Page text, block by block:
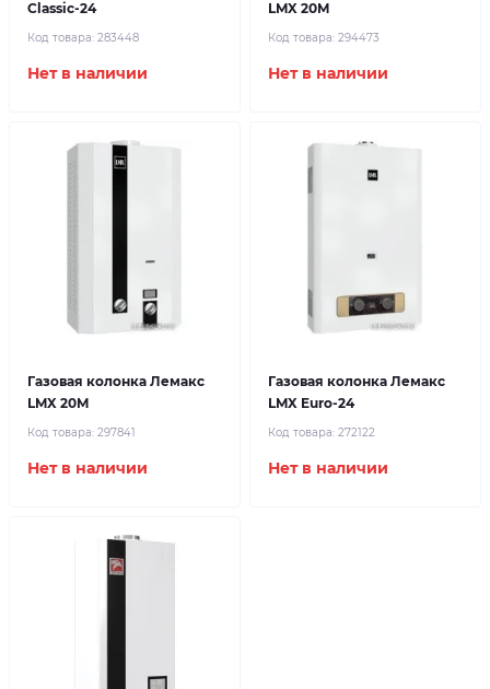
Classic-24
Код товара: 283448
Нет в наличии
LMX 20M
Код товара: 294473
Нет в наличии
Газовая колонка Лемакс
LMX 20M
Код товара: 297841
Нет в наличии
Газовая колонка Лемакс
LMX Euro-24
Код товара: 272122
Нет в наличии